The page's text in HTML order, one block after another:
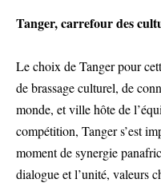
Tanger, carrefour des
Le choix de Tanger pour
de brassage culturel, de
monde, et ville hôte de
compétition, Tanger s’est
moment de synergie
dialogue et l’unité, valeurs